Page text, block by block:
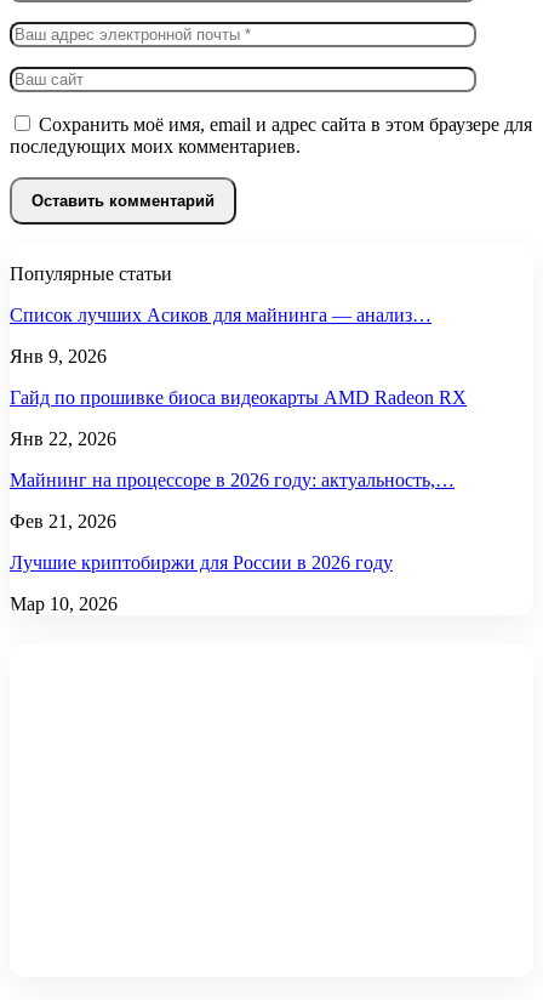
Сохранить моё имя, email и адрес сайта в этом браузере для
последующих моих комментариев.
Популярные статьи
Список лучших Асиков для майнинга — анализ…
Янв 9, 2026
Гайд по прошивке биоса видеокарты AMD Radeon RX
Янв 22, 2026
Майнинг на процессоре в 2026 году: актуальность,…
Фев 21, 2026
Лучшие криптобиржи для России в 2026 году
Мар 10, 2026